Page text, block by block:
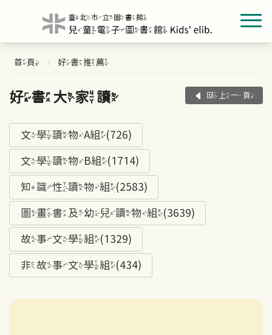
首頁 好書推薦
好書大家讀 回上一頁
文學讀物A組(726)
文學讀物B組(1714)
知識性讀物組(2583)
圖畫書及幼兒讀物組(3639)
故事文學組(1329)
非故事文學組(434)